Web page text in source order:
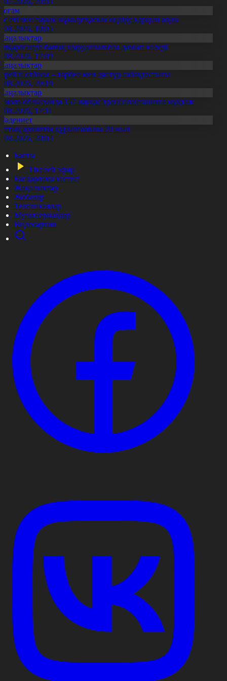
еті мен тауық жұмыртқасын өндіру қарқын алды
10:05
балық шаруашылығы дамып келеді
17:09
отбасы – тәрбие мен дәстүр сабақтастығы
20:19
облысында 157 науқас трансплантацияға мұқтаж
17:11
архивтің құрылғанына 20 жыл
20:03
Басты
Тікелей эфир
Бағдарлама кестесі
Жаңалықтар
Жобалар
Телехикаялар
Мультсериалдар
Видеоархив